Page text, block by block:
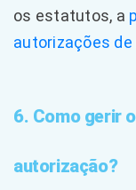
os estatutos, a
autorizações
6. Como gerir
autorização?